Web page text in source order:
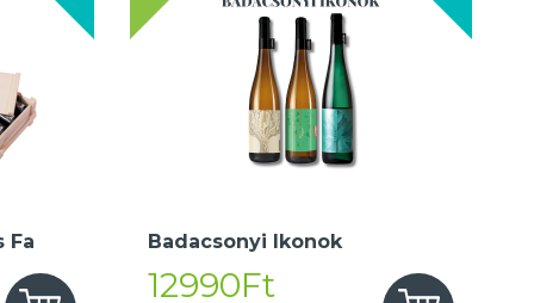
Fa Badacsonyi Ikonok
12990Ft